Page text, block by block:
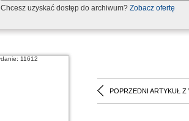
Chcesz uzyskać dostęp do archiwum? Zobacz ofertę
POPRZEDNI ARTYKUŁ Z